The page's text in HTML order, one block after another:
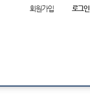
회원가입 로그인